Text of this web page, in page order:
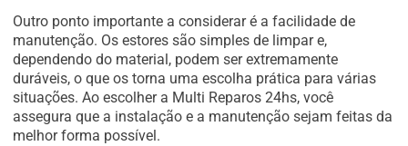
Outro ponto importante a considerar é a facilidade de
manutenção. Os estores são simples de limpar e,
dependendo do material, podem ser extremamente
duráveis, o que os torna uma escolha prática para várias
situações. Ao escolher a Multi Reparos 24hs, você
assegura que a instalação e a manutenção sejam feitas da
melhor forma possível.